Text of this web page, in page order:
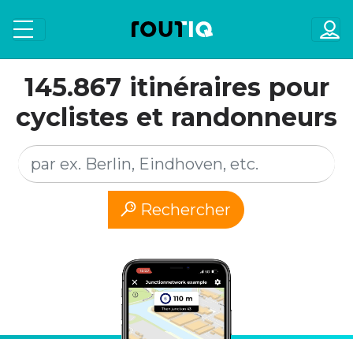
145.867 itinéraires pour
cyclistes et randonneurs
Rechercher